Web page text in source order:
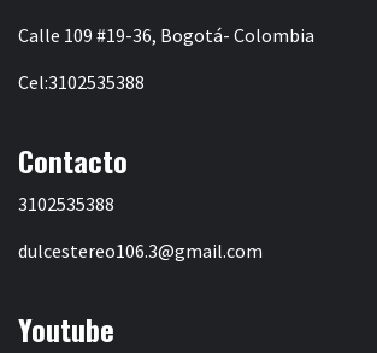
Calle 109 #19-36, Bogotá- Colombia
Cel:3102535388
Contacto
3102535388
dulcestereo106.3@gmail.com
Youtube